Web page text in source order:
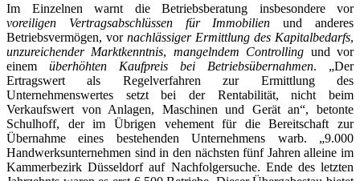
Im Einzelnen warnt die Betriebsberatung insbesondere vor
voreiligen Vertragsabschlüssen für Immobilien und anderes
Betriebsvermögen, vor nachlässiger Ermittlung des Kapitalbedarfs,
unzureichender Marktkenntnis, mangelndem Controlling und vor
einem überhöhten Kaufpreis bei Betriebsübernahmen. „Der
Ertragswert als Regelverfahren zur Ermittlung des
Unternehmenswertes setzt bei der Rentabilität, nicht beim
Verkaufswert von Anlagen, Maschinen und Gerät an“, betonte
Schulhoff, der im Übrigen vehement für die Bereitschaft zur
Übernahme eines bestehenden Unternehmens warb. „9.000
Handwerksunternehmen sind in den nächsten fünf Jahren alleine im
Kammerbezirk Düsseldorf auf Nachfolgersuche. Ende des letzten